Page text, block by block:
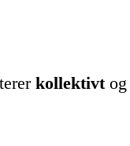
kollektivtog